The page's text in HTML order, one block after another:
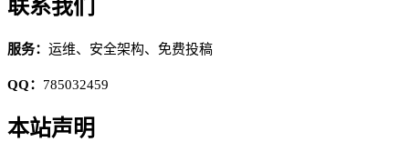
联系我们
服务： 运维、安全架构、免费投稿
QQ： 785032459
本站声明